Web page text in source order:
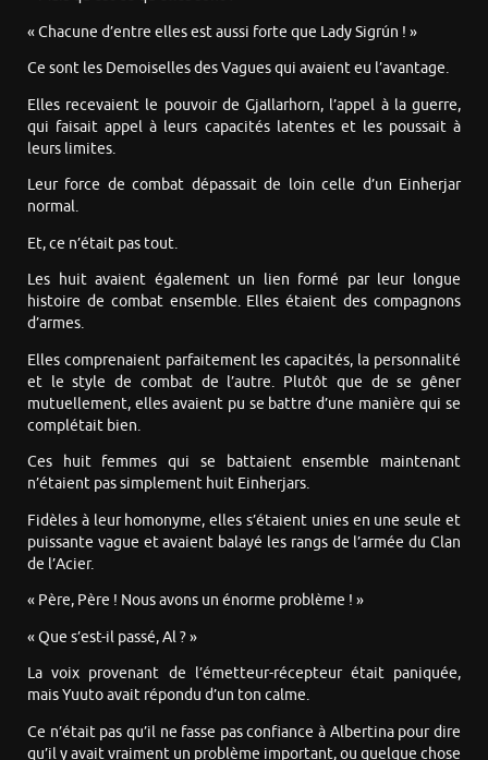
« Chacune d’entre elles est aussi forte que Lady Sigrún ! »
Ce sont les Demoiselles des Vagues qui avaient eu l’avantage.
Elles recevaient le pouvoir de Gjallarhorn, l’appel à la guerre,
qui faisait appel à leurs capacités latentes et les poussait à
leurs limites.
Leur force de combat dépassait de loin celle d’un Einherjar
normal.
Et, ce n’était pas tout.
Les huit avaient également un lien formé par leur longue
histoire de combat ensemble. Elles étaient des compagnons
d’armes.
Elles comprenaient parfaitement les capacités, la personnalité
et le style de combat de l’autre. Plutôt que de se gêner
mutuellement, elles avaient pu se battre d’une manière qui se
complétait bien.
Ces huit femmes qui se battaient ensemble maintenant
n’étaient pas simplement huit Einherjars.
Fidèles à leur homonyme, elles s’étaient unies en une seule et
puissante vague et avaient balayé les rangs de l’armée du Clan
de l’Acier.
« Père, Père ! Nous avons un énorme problème ! »
« Que s’est-il passé, Al ? »
La voix provenant de l’émetteur-récepteur était paniquée,
mais Yuuto avait répondu d’un ton calme.
Ce n’était pas qu’il ne fasse pas confiance à Albertina pour dire
qu’il y avait vraiment un problème important, ou quelque chose